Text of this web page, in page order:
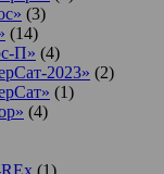
(3)
(14)
П» (4)
2023» (2)
(1)
(4)
(1)